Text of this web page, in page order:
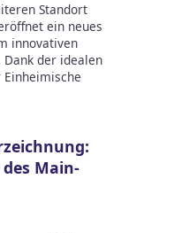
Standort
ein neues
innovativen
Dank der idealen
Main-